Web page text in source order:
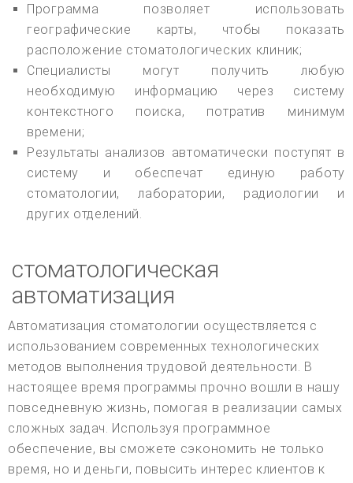
Программа позволяет использовать
географические карты, чтобы показать
расположение стоматологических клиник;
Специалисты могут получить любую
необходимую информацию через систему
контекстного поиска, потратив минимум
времени;
Результаты анализов автоматически поступят в
систему и обеспечат единую работу
стоматологии, лаборатории, радиологии и
других отделений.
стоматологическая
автоматизация
Автоматизация стоматологии осуществляется с
использованием современных технологических
методов выполнения трудовой деятельности. В
настоящее время программы прочно вошли в нашу
повседневную жизнь, помогая в реализации самых
сложных задач. Используя программное
обеспечение, вы сможете сэкономить не только
время, но и деньги, повысить интерес клиентов к